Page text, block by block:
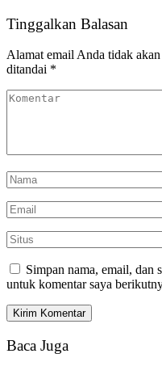
Tinggalkan Balasan
Alamat email Anda tidak
ditandai *
Simpan nama, email, dan
untuk komentar saya
Baca Juga